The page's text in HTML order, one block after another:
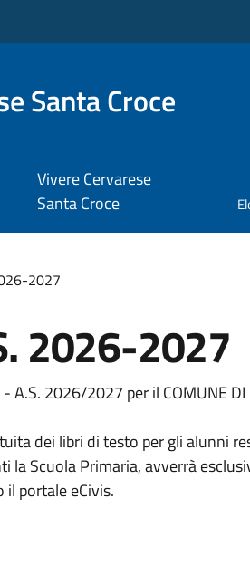
Santa Croce
Vivere Cervarese
Santa Croce
2027
2026-2027
2026/2027 per il COMUNE DI
dei libri di testo per gli alunni
la Scuola Primaria, avverrà
portale eCivis.